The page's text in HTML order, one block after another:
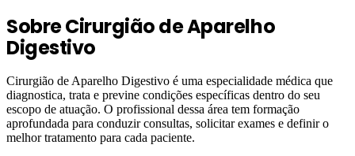
SobreCirurgião de Aparelho
Digestivo
Cirurgião de Aparelho Digestivo é uma especialidade médica que
diagnostica, trata e previne condições específicas dentro do seu
escopo de atuação. O profissional dessa área tem formação
aprofundada para conduzir consultas, solicitar exames e definir o
melhor tratamento para cada paciente.